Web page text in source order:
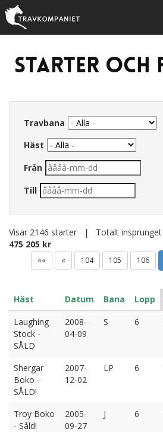
Starter och
Travbana
Häst
Från
Till
Visar 2146 starter | Totalt insprunget
475 205 kr
«« « 104 105 106
Häst Datum Bana Lopp
Laughing
Stock -
SÅLD
2008-
04-09
S 6
Shergar
Boko -
SÅLD!
2007-
12-02
LP 6
Troy Boko
- Såld!
2005-
09-27
J 6